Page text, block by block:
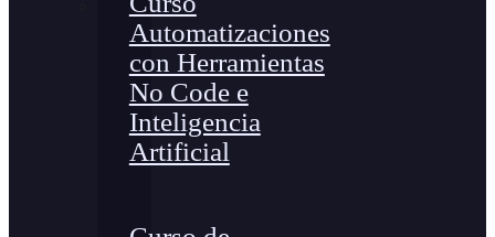
Automatizaciones
con Herramientas
No Code e
Inteligencia
Artificial